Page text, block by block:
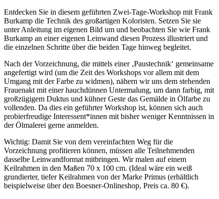
Entdecken Sie in diesem geführten Zwei-Tage-Workshop mit Frank
Burkamp die Technik des großartigen Koloristen. Setzen Sie sie
unter Anleitung im eigenen Bild um und beobachten Sie wie Frank
Burkamp an einer eigenen Leinwand diesen Prozess illustriert und
die einzelnen Schritte über die beiden Tage hinweg begleitet.
Nach der Vorzeichnung, die mittels einer ‚Paustechnik‘ gemeinsame
angefertigt wird (um die Zeit des Workshops vor allem mit dem
Umgang mit der Farbe zu widmen), nähern wir uns dem stehenden
Frauenakt mit einer hauchdünnen Untermalung, um dann farbig, mit
großzügigem Duktus und kühner Geste das Gemälde in Ölfarbe zu
vollenden. Da dies ein geführter Workshop ist, können sich auch
probierfreudige Interessent*innen mit bisher weniger Kenntnissen in
der Ölmalerei gerne anmelden.
Wichtig: Damit Sie von dem vereinfachten Weg für die
Vorzeichnung profitieren können, müssen alle Teilnehmenden
dasselbe Leinwandformat mitbringen. Wir malen auf einem
Keilrahmen in den Maßen 70 x 100 cm. (Ideal wäre ein weiß
grundierter, tiefer Keilrahmen von der Marke Primus (erhältlich
beispielweise über den Boesner-Onlineshop, Preis ca. 80 €).